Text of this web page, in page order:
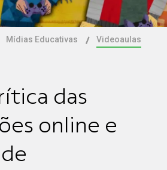
Mídias Educativas Videoaulas
das
online e